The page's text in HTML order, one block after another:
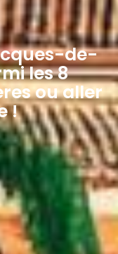
de-
les 8
ou aller
!